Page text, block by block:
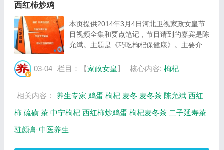
西红柿炒鸡
本页提供2014年3月4日河北卫视家政女皇节
目视频全集和要点笔记，节目请到的嘉宾是陈
允斌。主题是《巧吃枸杞保健康》。主要介绍
杞怎么挑，中宁枸杞的特点，不适合吃枸杞的
03-04 栏目：【家政女皇 】 核心内容: 枸杞
相关内容： 养生专家 鸡蛋 枸杞 麦冬 麦冬茶 陈允斌 西红
柿 硫磺 茶 中宁枸杞 西红柿炒鸡蛋 枸杞麦冬茶 二子延寿茶
驻颜膏 中医养生